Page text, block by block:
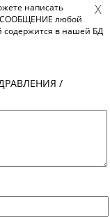
написать
любой
содержится в нашей БД
/